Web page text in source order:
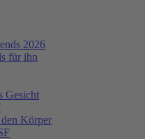
2026
für ihn
Gesicht
Körper